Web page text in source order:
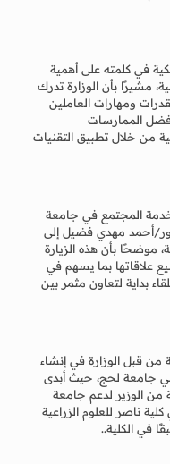
في كلمته على أهمية
مشيرًا بأن الوزارة تدرك
ومهارات العاملين
الممارسات
من خلال تطبيق التقنيات
المجتمع في جامعة
أحمد مهدي فضيل إلى
موضحًا بأن هذه الزيارة
علاقاتها بما يسهم في
بداية لتعاون مثمر بين
من قبل الوزارة في إنشاء
جامعة لحج، حيث أبدى
من الوزير لدعم جامعة
ناصر للعلوم الزراعية
في الكلية..